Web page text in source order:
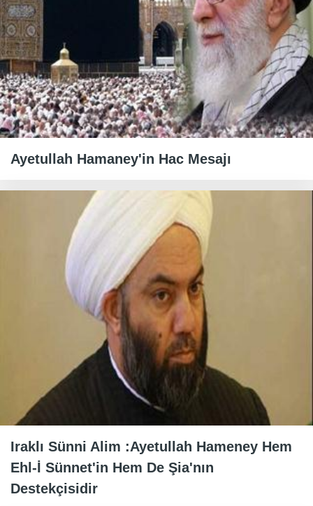
Ayetullah Hamaney'in Hac Mesajı
Iraklı Sünni Alim :Ayetullah Hameney Hem
Ehl-İ Sünnet'in Hem De Şia'nın
Destekçisidir